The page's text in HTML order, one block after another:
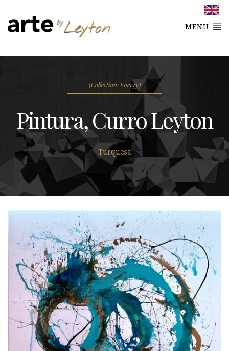
MENU
(Collection: Energy)
Pintura, Curro Leyton
Turquesa